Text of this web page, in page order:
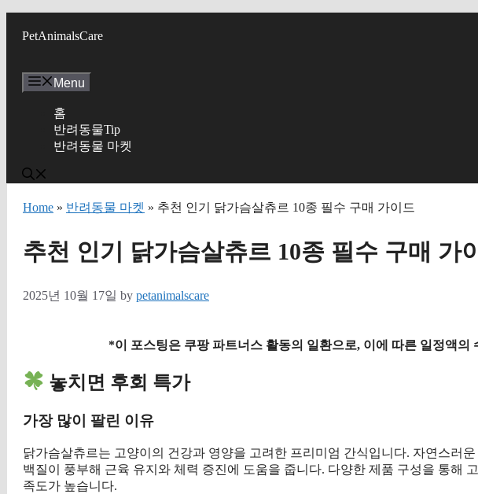
PetAnimalsCare
Menu
홈
반려동물Tip
반려동물 마켓
Home » 반려동물 마켓 » 추천 인기 닭가슴살츄르 10종 필수 구매 가이드
추천 인기 닭가슴살츄르 10종 필수 구매 가
2025년 10월 17일 by petanimalscare
*이 포스팅은 쿠팡 파트너스 활동의 일환으로, 이에 따른 일정액의
놓치면 후회 특가
가장 많이 팔린 이유
닭가슴살츄르는 고양이의 건강과 영양을 고려한 프리미엄 간식입니다. 자연스러
백질이 풍부해 근육 유지와 체력 증진에 도움을 줍니다. 다양한 제품 구성을 통해
족도가 높습니다.